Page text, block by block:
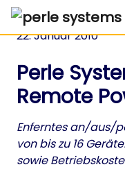
22. Januar 2010
Perle
Remote
Enferntes an/aus/
von bis zu 16
sowie